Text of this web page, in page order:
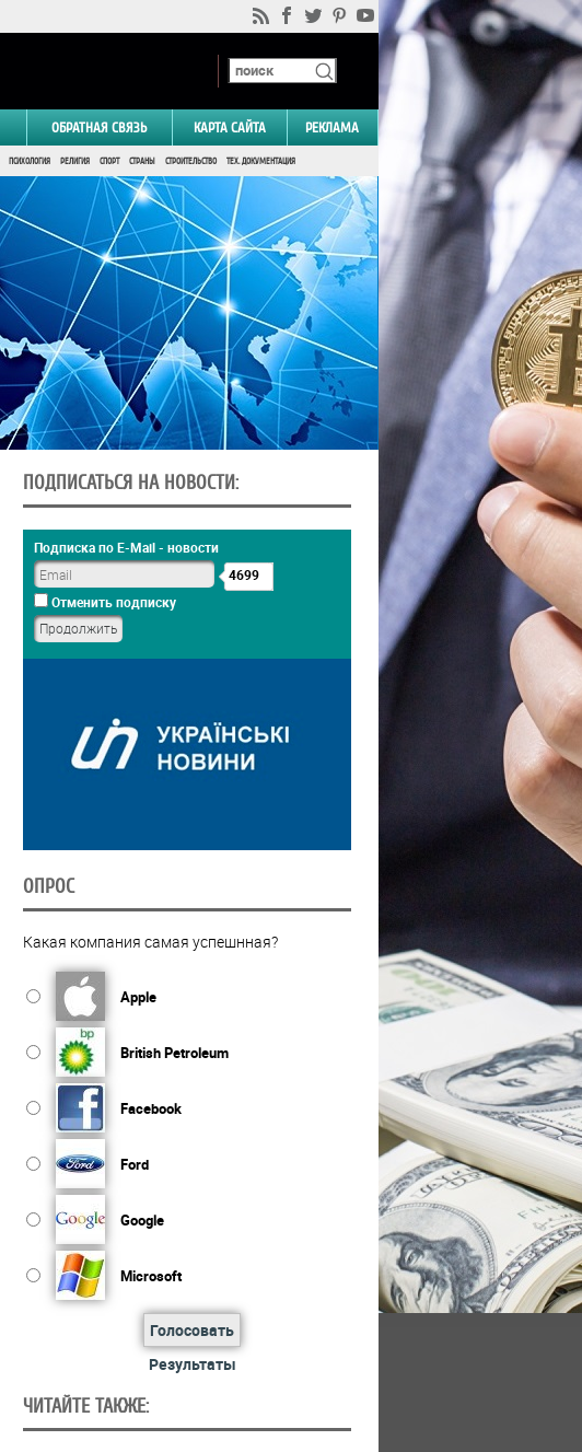
ОБРАТНАЯ СВЯЗЬ КАРТА САЙТА РЕКЛАМА
ПСИХОЛОГИЯ РЕЛИГИЯ СПОРТ СТРАНЫ СТРОИТЕЛЬСТВО ТЕХ. ДОКУМЕНТАЦИЯ
ПОДПИСАТЬСЯ НА НОВОСТИ:
Подписка по E-Mail - новости
4699
Отменить подписку
ОПРОС
Какая компания самая успешнная?
Apple
British Petroleum
Facebook
Ford
Google
Microsoft
Голосовать
Результаты
ЧИТАЙТЕ ТАКЖЕ: